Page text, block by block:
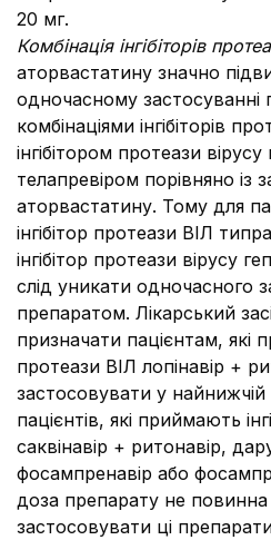
20 мг.
Комбінація інгібіторів
аторвастатину значно
одночасному застосуванні
комбінаціями інгібіторів
інгібітором протеази
телапревіром порівняно із
аторвастатину. Тому для
інгібітор протеази ВІЛ
інгібітор протеази вірусу
слід уникати одночасного
препаратом. Лікарський
призначати пацієнтам, які
протеази ВІЛ лопінавір +
застосовувати у найнижчій
пацієнтів, які приймають
саквінавір + ритонавір,
фосампренавір або
доза препарату не
застосовувати ці